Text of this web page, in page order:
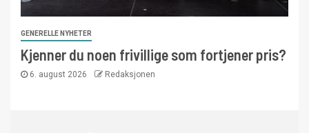
GENERELLE NYHETER
Kjenner du noen frivillige som fortjener pris?
6. august 2026 Redaksjonen